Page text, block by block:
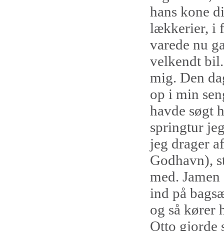
hans kone
lækkerier, i
varede nu
velkendt
mig. Den
op i min
havde søgt
springtur
jeg drager
Godhavn),
med.
ind på
og så kører
Otto gjorde